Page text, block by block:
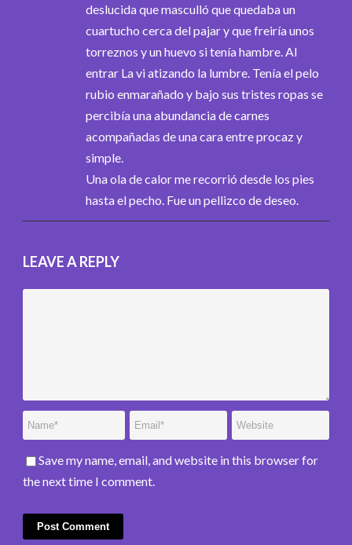
deslucida que masculló que quedaba un
cuartucho cerca del pajar y que freiría unos
torreznos y un huevo si tenía hambre. Al
entrar La vi atizando la lumbre. Tenía el pelo
rubio enmarañado y bajo sus tristes ropas se
percibía una abundancia de carnes
acompañadas de una cara entre procaz y
simple.
Una ola de calor me recorrió desde los pies
hasta el pecho. Fue un pellizco de deseo.
LEAVE A REPLY
Save my name, email, and website in this browser for
the next time I comment.